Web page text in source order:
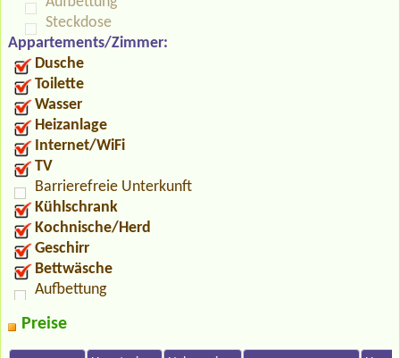
Steckdose
Appartements/Zimmer:
Dusche
Toilette
Wasser
Heizanlage
Internet/WiFi
TV
Barrierefreie Unterkunft
Kühlschrank
Kochnische/Herd
Geschirr
Bettwäsche
Aufbettung
Preise